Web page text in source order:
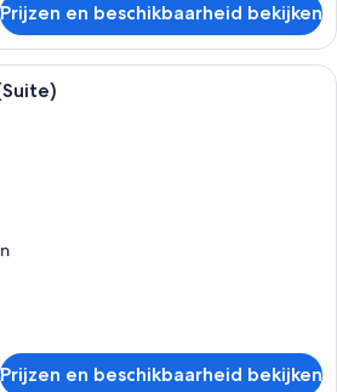
Prijzen en beschikbaarheid bekijken
Een hotelkamer met twee bedden,
Prijzen en beschikbaarheid bekijken